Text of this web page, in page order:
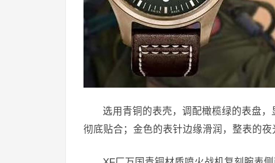
选用青铜的表壳，调配橄榄绿的表盘
彻底贴合；金色的表针边缘滑润，整表的